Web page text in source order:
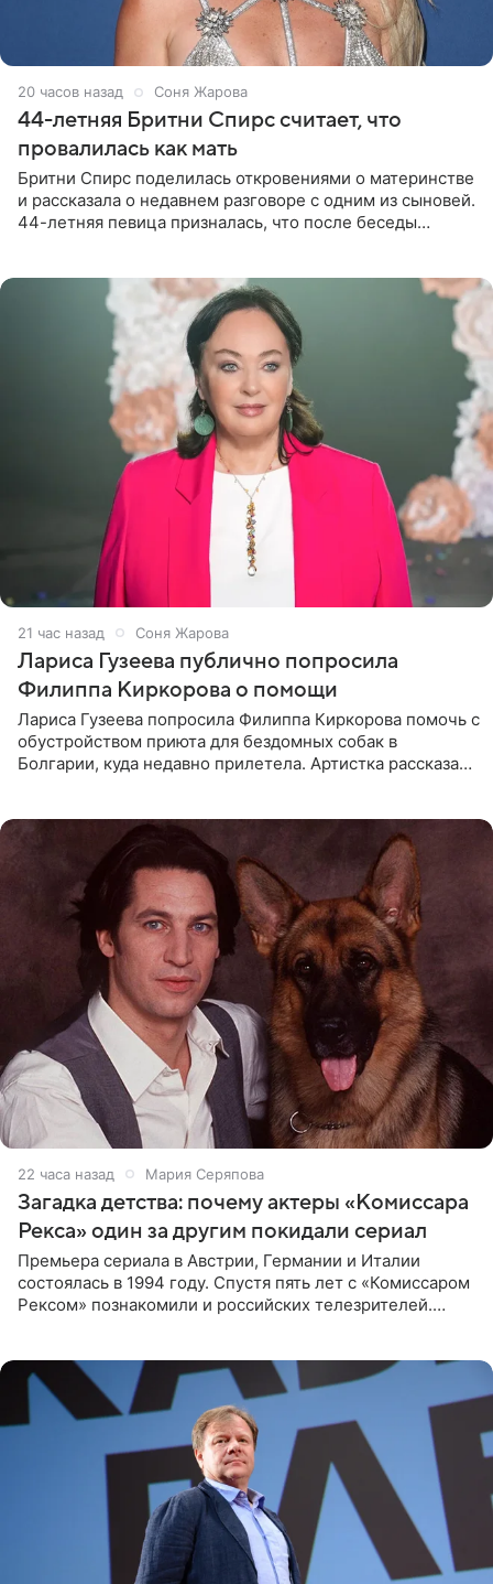
20 часов назад Соня Жарова
44-летняя Бритни Спирс считает, что
провалилась как мать
Бритни Спирс поделилась откровениями о материнстве
и рассказала о недавнем разговоре с одним из сыновей.
44-летняя певица призналась, что после беседы
21 час назад Соня Жарова
Лариса Гузеева публично попросила
Филиппа Киркорова о помощи
Лариса Гузеева попросила Филиппа Киркорова помочь с
обустройством приюта для бездомных собак в
Болгарии, куда недавно прилетела. Артистка рассказала
22 часа назад Мария Серяпова
Загадка детства: почему актеры «Комиссара
Рекса» один за другим покидали сериал
Премьера сериала в Австрии, Германии и Италии
состоялась в 1994 году. Спустя пять лет с «Комиссаром
Рексом» познакомили и российских телезрителей.